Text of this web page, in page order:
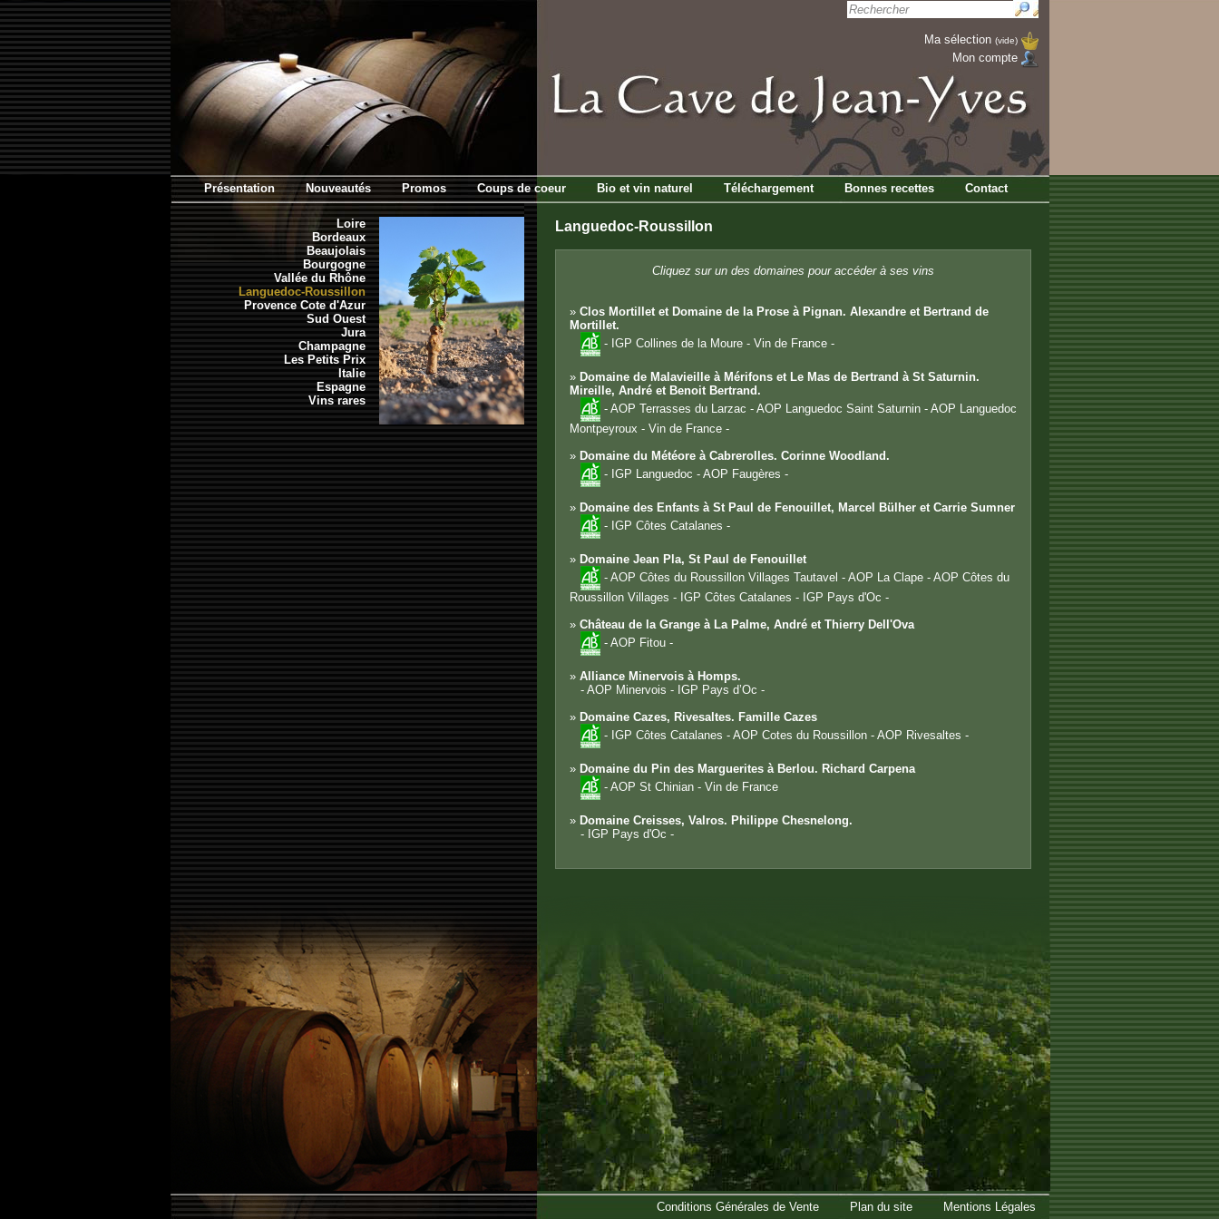
Ma sélection (vide)
Mon compte
Présentation Nouveautés Promos Coups de coeur Bio et vin naturel Téléchargement Bonnes recettes Contact
Loire
Bordeaux
Beaujolais
Bourgogne
Vallée du Rhône
Languedoc-Roussillon
Provence Cote d'Azur
Sud Ouest
Jura
Champagne
Les Petits Prix
Italie
Espagne
Vins rares
Languedoc-Roussillon
Cliquez sur un des domaines pour accéder à ses vins
» Clos Mortillet et Domaine de la Prose à Pignan. Alexandre et Bertrand de
Mortillet.
- IGP Collines de la Moure - Vin de France -
» Domaine de Malavieille à Mérifons et Le Mas de Bertrand à St Saturnin.
Mireille, André et Benoit Bertrand.
- AOP Terrasses du Larzac - AOP Languedoc Saint Saturnin - AOP Languedoc
Montpeyroux - Vin de France -
» Domaine du Météore à Cabrerolles. Corinne Woodland.
- IGP Languedoc - AOP Faugères -
» Domaine des Enfants à St Paul de Fenouillet, Marcel Bülher et Carrie Sumner
- IGP Côtes Catalanes -
» Domaine Jean Pla, St Paul de Fenouillet
- AOP Côtes du Roussillon Villages Tautavel - AOP La Clape - AOP Côtes du
Roussillon Villages - IGP Côtes Catalanes - IGP Pays d'Oc -
» Château de la Grange à La Palme, André et Thierry Dell'Ova
- AOP Fitou -
» Alliance Minervois à Homps.
- AOP Minervois - IGP Pays d’Oc -
» Domaine Cazes, Rivesaltes. Famille Cazes
- IGP Côtes Catalanes - AOP Cotes du Roussillon - AOP Rivesaltes -
» Domaine du Pin des Marguerites à Berlou. Richard Carpena
- AOP St Chinian - Vin de France
» Domaine Creisses, Valros. Philippe Chesnelong.
- IGP Pays d'Oc -
Conditions Générales de Vente Plan du site Mentions Légales